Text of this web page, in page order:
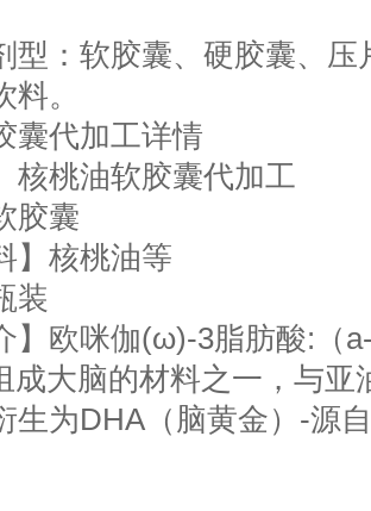
型：软胶囊、硬胶囊、
。
囊代加工详情
核桃油软胶囊代加工
胶囊
】核桃油等
装
】欧咪伽(ω)-3脂肪酸:（
成大脑的材料之一，与
生为DHA（脑黄金）-源